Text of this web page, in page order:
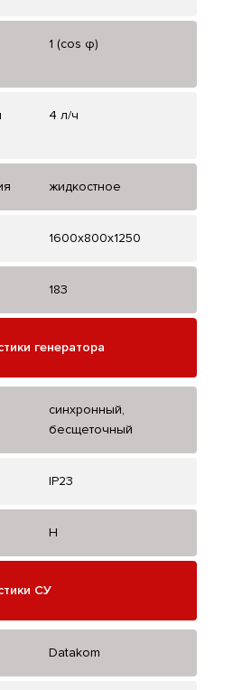
1 (cos φ)
4 л/ч
жидкостное
1600x800x1250
183
генератора
синхронный,
бесщеточный
IP23
H
СУ
Datakom